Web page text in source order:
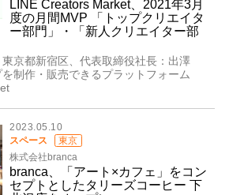
LINE Creators Market、2021年3月
度の月間MVP 「トップクリエイタ
ー部門」・「新人クリエイター部
京都新宿区、代表取締役社長：出澤
制作・販売できるプラットフォーム
2023.05.10
スペース
東京
株式会社branca
branca、「アート×カフェ」をコン
セプトとしたタリーズコーヒー 下